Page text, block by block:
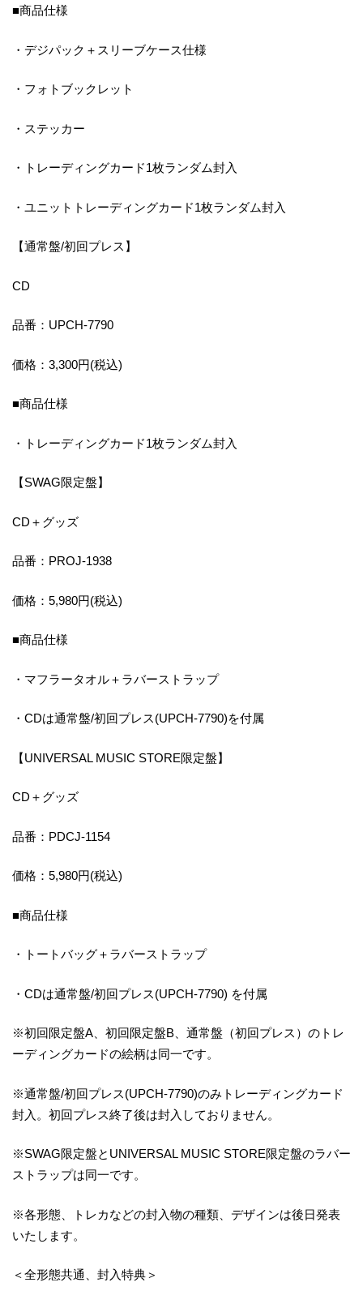
■商品仕様
・デジパック＋スリーブケース仕様
・フォトブックレット
・ステッカー
・トレーディングカード1枚ランダム封入
・ユニットトレーディングカード1枚ランダム封入
【通常盤/初回プレス】
CD
品番：UPCH-7790
価格：3,300円(税込)
■商品仕様
・トレーディングカード1枚ランダム封入
【SWAG限定盤】
CD＋グッズ
品番：PROJ-1938
価格：5,980円(税込)
■商品仕様
・マフラータオル＋ラバーストラップ
・CDは通常盤/初回プレス(UPCH-7790)を付属
【UNIVERSAL MUSIC STORE限定盤】
CD＋グッズ
品番：PDCJ-1154
価格：5,980円(税込)
■商品仕様
・トートバッグ＋ラバーストラップ
・CDは通常盤/初回プレス(UPCH-7790) を付属
※初回限定盤A、初回限定盤B、通常盤（初回プレス）のトレ
ーディングカードの絵柄は同一です。
※通常盤/初回プレス(UPCH-7790)のみトレーディングカード
封入。初回プレス終了後は封入しておりません。
※SWAG限定盤とUNIVERSAL MUSIC STORE限定盤のラバー
ストラップは同一です。
※各形態、トレカなどの封入物の種類、デザインは後日発表
いたします。
＜全形態共通、封入特典＞